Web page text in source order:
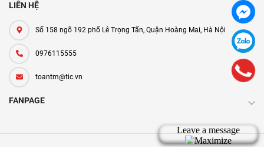
LIÊN HỆ
Số 158 ngõ 192 phố Lê Trọng Tấn, Quận Hoàng Mai, Hà Nội
0976115555
toantm@tic.vn
FANPAGE